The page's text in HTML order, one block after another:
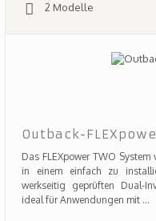
2 Modelle
Outback-
Das FLEXpower TWO
in einem einfach zu
werkseitig geprüften Dual-
ideal für Anwendungen mit ...